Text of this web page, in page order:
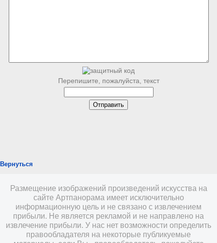
Перепишите, пожалуйста, текст
Вернуться
Размещение изображений произведений искусства на
сайте Артпанорама имеет исключительно
информационную цель и не связано с извлечением
прибыли. Не является рекламой и не направлено на
извлечение прибыли. У нас нет возможности определить
правообладателя на некоторые публикуемые